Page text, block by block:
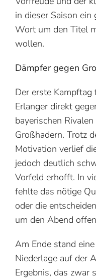
in dieser Saison ein
Wort um den Titel
wollen.
Dämpfer gegen
Der erste Kampftag
Erlanger direkt
bayerischen Rivalen
Großhadern. Trotz
Motivation verlief
jedoch deutlich
Vorfeld erhofft. In
fehlte das nötige
oder die
um den Abend
Am Ende stand
Niederlage auf der
Ergebnis, das zwar